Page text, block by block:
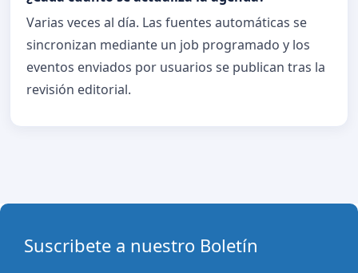
Varias veces al día. Las fuentes automáticas se
sincronizan mediante un job programado y los
eventos enviados por usuarios se publican tras la
revisión editorial.
Suscribete a nuestro Boletín